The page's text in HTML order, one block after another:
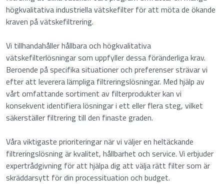
högkvalitativa industriella vätskefilter för att möta de ökande
kraven på vätskefiltrering.
Vi tillhandahåller hållbara och högkvalitativa
vätskefilterlösningar som uppfyller dessa föränderliga krav.
Beroende på specifika situationer och preferenser strävar vi
efter att leverera lämpliga filtreringslösningar. Med hjälp av
vårt omfattande sortiment av filterprodukter kan vi
konsekvent identifiera lösningar i ett eller flera steg, vilket
säkerställer filtrering till den finaste graden.
Våra viktigaste prioriteringar när vi väljer en heltäckande
filtreringslösning är kvalitet, hållbarhet och service. Vi erbjuder
expertrådgivning för att hjälpa dig att välja rätt filter som är
skräddarsytt för din processituation och budget.